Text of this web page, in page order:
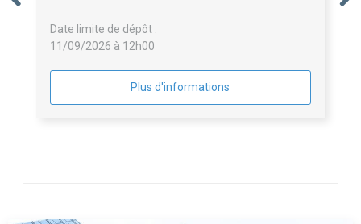
Date limite de dépôt :
11/09/2026 à 12h00
Plus d'informations